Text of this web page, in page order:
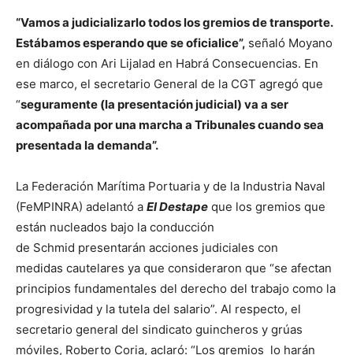
“Vamos a judicializarlo todos los gremios de transporte.
Estábamos esperando que se oficialice”, señaló Moyano
en diálogo con Ari Lijalad en Habrá Consecuencias. En
ese marco, el secretario General de la CGT agregó que
“seguramente (la presentación judicial) va a ser
acompañada por una marcha a Tribunales cuando sea
presentada la demanda”.
La Federación Marítima Portuaria y de la Industria Naval
(FeMPINRA) adelantó a El Destape que los gremios que
están nucleados bajo la conducción
de Schmid presentarán acciones judiciales con
medidas cautelares ya que consideraron que “se afectan
principios fundamentales del derecho del trabajo como la
progresividad y la tutela del salario”. Al respecto, el
secretario general del sindicato guincheros y grúas
móviles, Roberto Coria, aclaró: “Los gremios lo harán